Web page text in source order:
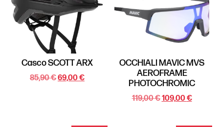
Casco SCOTT ARX
85,90€69,00€
OCCHIALI MAVIC MVS
AEROFRAME
PHOTOCHROMIC
119,00€109,00€